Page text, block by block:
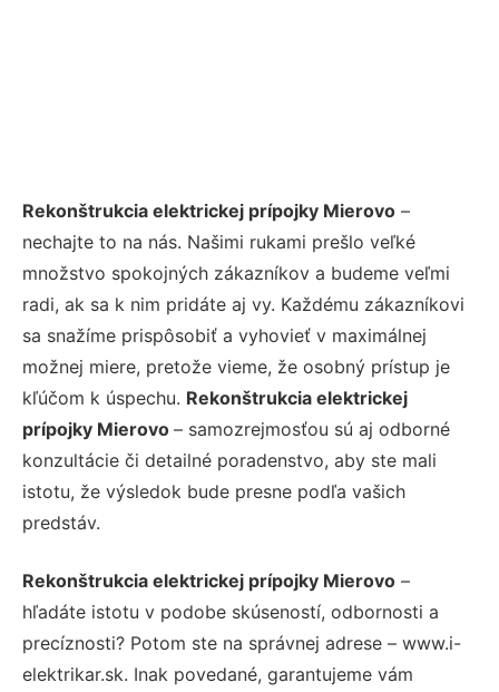
Rekonštrukcia elektrickej prípojky Mierovo –
nechajte to na nás. Našimi rukami prešlo veľké
množstvo spokojných zákazníkov a budeme veľmi
radi, ak sa k nim pridáte aj vy. Každému zákazníkovi
sa snažíme prispôsobiť a vyhovieť v maximálnej
možnej miere, pretože vieme, že osobný prístup je
kľúčom k úspechu. Rekonštrukcia elektrickej
prípojky Mierovo – samozrejmosťou sú aj odborné
konzultácie či detailné poradenstvo, aby ste mali
istotu, že výsledok bude presne podľa vašich
predstáv.
Rekonštrukcia elektrickej prípojky Mierovo –
hľadáte istotu v podobe skúseností, odbornosti a
precíznosti? Potom ste na správnej adrese – www.i-
elektrikar.sk. Inak povedané, garantujeme vám